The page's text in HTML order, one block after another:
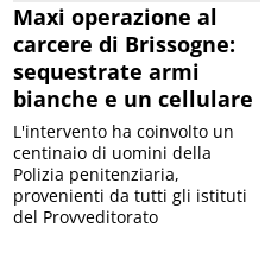
Maxi operazione al
carcere di Brissogne:
sequestrate armi
bianche e un cellulare
L'intervento ha coinvolto un
centinaio di uomini della
Polizia penitenziaria,
provenienti da tutti gli istituti
del Provveditorato